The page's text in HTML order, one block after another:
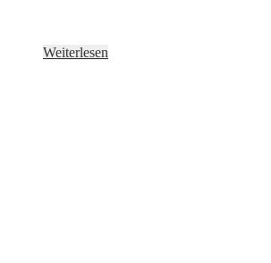
Weiterlesen